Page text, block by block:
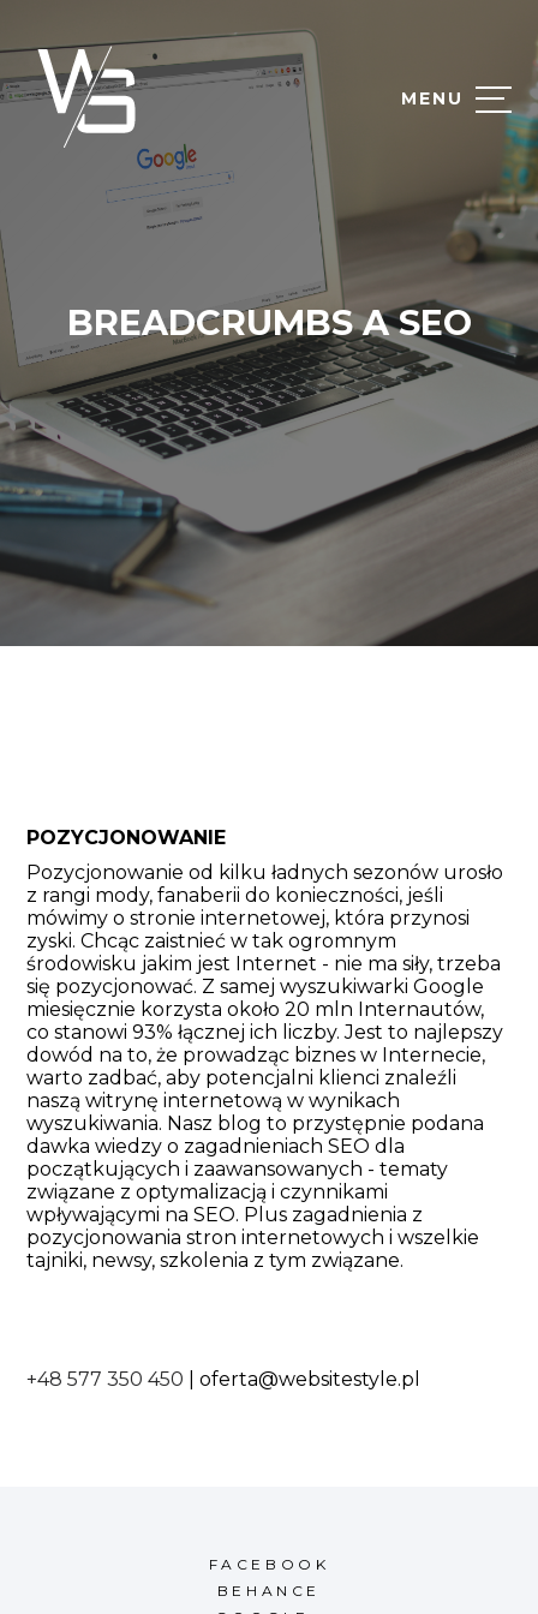
MENU
BREADCRUMBS A SEO
POZYCJONOWANIE
Pozycjonowanie od kilku ładnych sezonów urosło
z rangi mody, fanaberii do konieczności, jeśli
mówimy o stronie internetowej, która przynosi
zyski. Chcąc zaistnieć w tak ogromnym
środowisku jakim jest Internet - nie ma siły, trzeba
się pozycjonować. Z samej wyszukiwarki Google
miesięcznie korzysta około 20 mln Internautów,
co stanowi 93% łącznej ich liczby. Jest to najlepszy
dowód na to, że prowadząc biznes w Internecie,
warto zadbać, aby potencjalni klienci znaleźli
naszą witrynę internetową w wynikach
wyszukiwania. Nasz blog to przystępnie podana
dawka wiedzy o zagadnieniach SEO dla
początkujących i zaawansowanych - tematy
związane z optymalizacją i czynnikami
wpływającymi na SEO. Plus zagadnienia z
pozycjonowania stron internetowych i wszelkie
tajniki, newsy, szkolenia z tym związane.
+48 577 350 450 |oferta@websitestyle.pl
FACEBOOK
BEHANCE